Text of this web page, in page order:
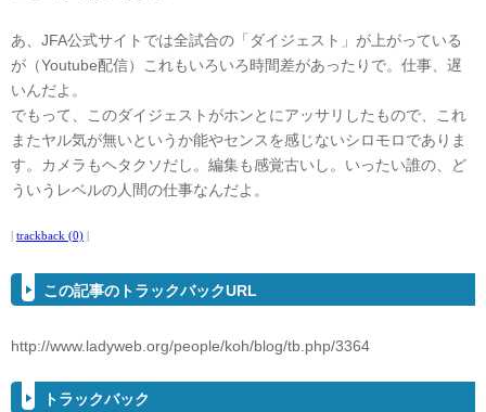
あ、JFA公式サイトでは全試合の「ダイジェスト」が上がっている
が（Youtube配信）これもいろいろ時間差があったりで。仕事、遅
いんだよ。
でもって、このダイジェストがホンとにアッサリしたもので、これ
またヤル気が無いというか能やセンスを感じないシロモロでありま
す。カメラもヘタクソだし。編集も感覚古いし。いったい誰の、ど
ういうレベルの人間の仕事なんだよ。
| trackback (0) |
この記事のトラックバックURL
http://www.ladyweb.org/people/koh/blog/tb.php/3364
トラックバック